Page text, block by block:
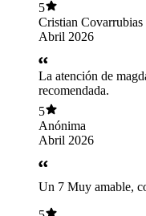
5
Cristian Covarrubias
Abril 2026
La atención de
recomendada.
5
Anónima
Abril 2026
Un 7 Muy amable,